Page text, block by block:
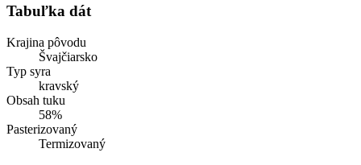
Tabuľka dát
Krajina pôvodu
Švajčiarsko
Typ syra
kravský
Obsah tuku
58%
Pasterizovaný
Termizovaný